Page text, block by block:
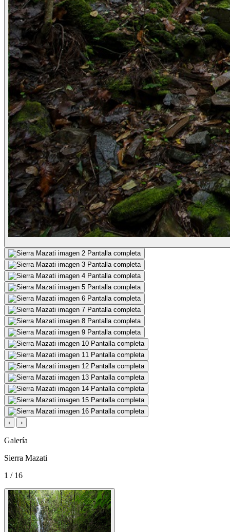
Pantalla completa
Pantalla completa
Pantalla completa
Pantalla completa
Pantalla completa
Pantalla completa
Pantalla completa
Pantalla completa
Pantalla completa
Pantalla completa
Pantalla completa
Pantalla completa
Pantalla completa
Pantalla completa
Pantalla completa
‹
›
Galería
Sierra Mazati
1 / 16